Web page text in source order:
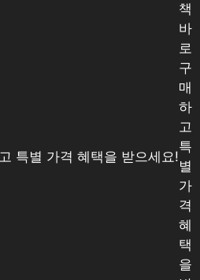
책
바
로
구
매
하
고
특
별
가
격
혜
택
을